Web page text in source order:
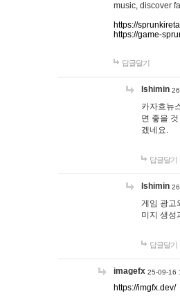
music, discover
https://
https://game-
답글달기
lshimin
카자흐뉴
면 좋을
겠네요.
답글달기
lshimin
게임 광고
미지 생성
답글달기
imagefx 25-09-16
https://imgfx.dev/